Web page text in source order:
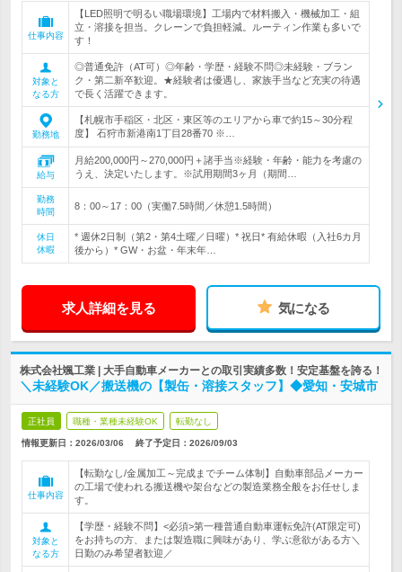
仕事内容
【LED照明で明るい職場環境】工場内で材料搬入・機械加工・組
立・溶接を担当。クレーンで負担軽減。ルーティン作業も多いで
す！
対象と
なる方
◎普通免許（AT可）◎年齢・学歴・経験不問◎未経験・ブラン
ク・第二新卒歓迎。★経験者は優遇し、家族手当など充実の待遇
で長く活躍できます。
勤務地
【札幌市手稲区・北区・東区等のエリアから車で約15～30分程
度】 石狩市新港南1丁目28番70 ※…
給与
月給200,000円～270,000円＋諸手当※経験・年齢・能力を考慮の
うえ、決定いたします。※試用期間3ヶ月（期間…
勤務
時間
8：00～17：00（実働7.5時間／休憩1.5時間）
休日
休暇
* 週休2日制（第2・第4土曜／日曜）* 祝日* 有給休暇（入社6カ月
後から）* GW・お盆・年末年…
求人詳細を見る 気になる
株式会社颯工業 | 大手自動車メーカーとの取引実績多数！安定基盤を誇る！
＼未経験OK／搬送機の【製缶・溶接スタッフ】◆愛知・安城市
正社員 職種・業種未経験OK 転勤なし
情報更新日：2026/03/06 終了予定日： 2026/09/03
仕事内容
【転勤なし/金属加工～完成までチーム体制】自動車部品メーカー
の工場で使われる搬送機や架台などの製造業務全般をお任せしま
す。
対象と
なる方
【学歴・経験不問】<必須>第一種普通自動車運転免許(AT限定可)
をお持ちの方、または製造職に興味があり、学ぶ意欲がある方＼
日勤のみ希望者歓迎／